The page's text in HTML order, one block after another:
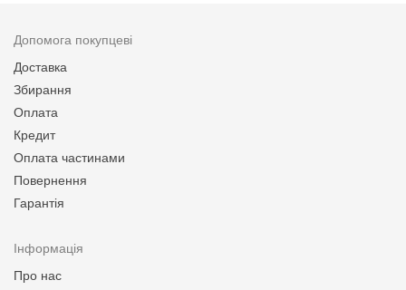
Допомога покупцеві
Доставка
Збирання
Оплата
Кредит
Оплата частинами
Повернення
Гарантія
Інформація
Про нас